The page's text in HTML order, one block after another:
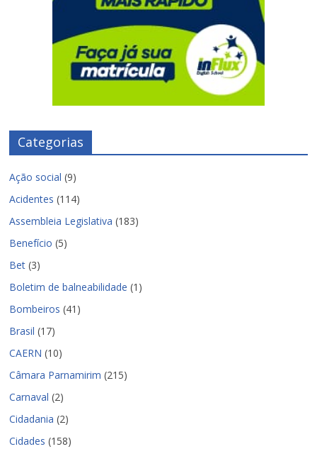
Categorias
Ação social (9)
Acidentes (114)
Assembleia Legislativa (183)
Benefício (5)
Bet (3)
Boletim de balneabilidade (1)
Bombeiros (41)
Brasil (17)
CAERN (10)
Câmara Parnamirim (215)
Carnaval (2)
Cidadania (2)
Cidades (158)